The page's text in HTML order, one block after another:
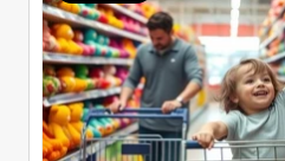
niemu wielogodzinne
miejsce staje się znacznie
pewność, że nasze ulubione